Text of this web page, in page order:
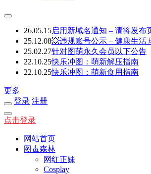
26.05.15启用新域名通知 – 请将发布
25.12.08💥违规账号公示 – 健康生活
25.02.27针对图萌永久会员以下公告
22.10.25快乐冲图：萌新解压指南
22.10.25快乐冲图：萌新食用指南
更多
登录 注册
点击登录
网站首页
图毒森林
网红正妹
Cosplay